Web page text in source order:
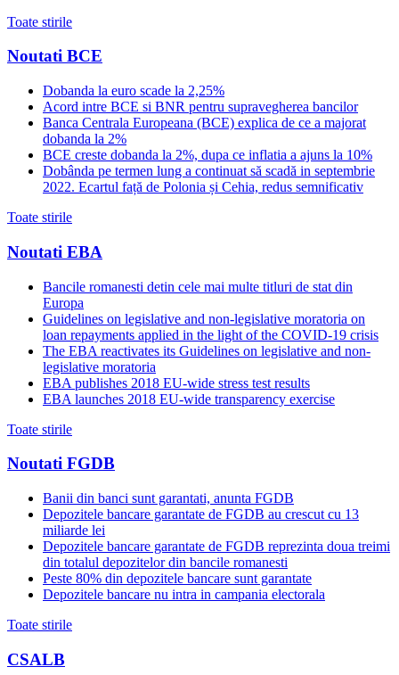
Toate stirile
Noutati BCE
Dobanda la euro scade la 2,25%
Acord intre BCE si BNR pentru supravegherea bancilor
Banca Centrala Europeana (BCE) explica de ce a majorat
dobanda la 2%
BCE creste dobanda la 2%, dupa ce inflatia a ajuns la 10%
Dobânda pe termen lung a continuat să scadă in septembrie
2022. Ecartul față de Polonia și Cehia, redus semnificativ
Toate stirile
Noutati EBA
Bancile romanesti detin cele mai multe titluri de stat din
Europa
Guidelines on legislative and non-legislative moratoria on
loan repayments applied in the light of the COVID-19 crisis
The EBA reactivates its Guidelines on legislative and non-
legislative moratoria
EBA publishes 2018 EU-wide stress test results
EBA launches 2018 EU-wide transparency exercise
Toate stirile
Noutati FGDB
Banii din banci sunt garantati, anunta FGDB
Depozitele bancare garantate de FGDB au crescut cu 13
miliarde lei
Depozitele bancare garantate de FGDB reprezinta doua treimi
din totalul depozitelor din bancile romanesti
Peste 80% din depozitele bancare sunt garantate
Depozitele bancare nu intra in campania electorala
Toate stirile
CSALB